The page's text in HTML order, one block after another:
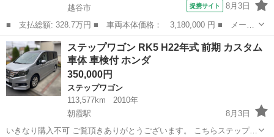
越谷市
提携サイト 8月3日
■ 支払総額: 328.7万円 ■ 車両本体価格： 3,180,000 円 ■ メーカ
ー名： ホンダ ■ 車種名： ステップワゴン ■ グレード名： ス
パーダ ２年保証（距離無制限） ２０２４年製タイヤ 当社点検実
施車両 ...
埼玉 越谷市 ステップワゴン
ステップワゴン RK5 H22年式 前期 カスタム
車体 車検付 ホンダ
350,000円
ステップワゴン
113,577km
2010年
朝霞駅
8月3日
いきなり購入不可 ご覧頂きありがとうございます。 こちらステップワ